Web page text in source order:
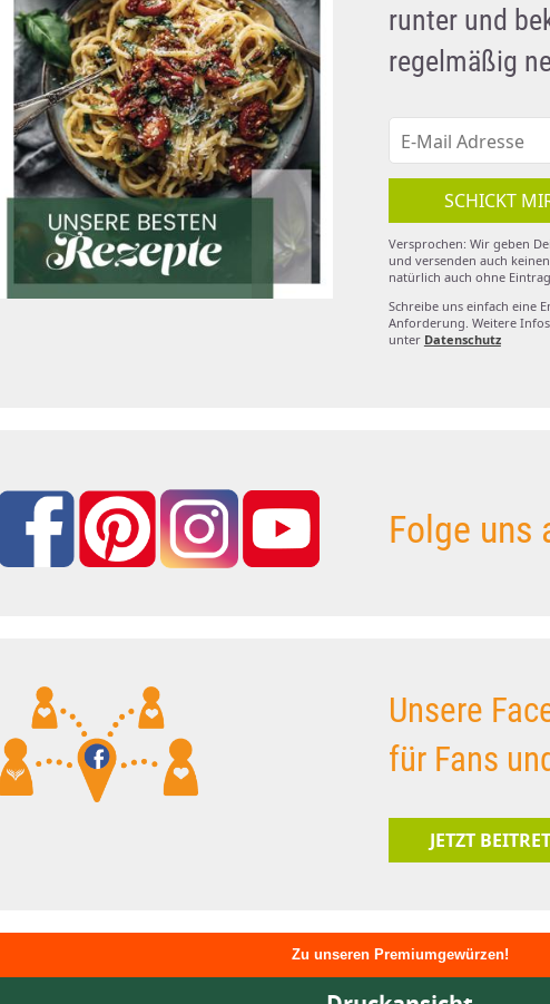
runter und
regelmäßig
SCHICKT
Versprochen: Wir geben
und versenden auch
natürlich auch ohne
Schreibe uns einfach eine
Anforderung. Weitere
unter Datenschutz
Folge uns
Unsere
für Fans
JETZT
Zu unseren Premiumgewürzen!